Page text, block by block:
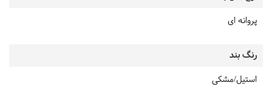
پروانه ای
رنگ بند
استیل/مشکی